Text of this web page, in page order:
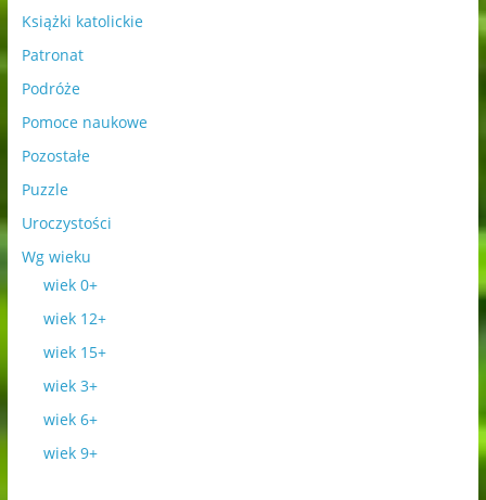
Książki katolickie
Patronat
Podróże
Pomoce naukowe
Pozostałe
Puzzle
Uroczystości
Wg wieku
wiek 0+
wiek 12+
wiek 15+
wiek 3+
wiek 6+
wiek 9+